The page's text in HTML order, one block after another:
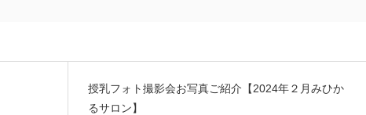
授乳フォト撮影会お写真ご紹介【2024年２月みひか
るサロン】